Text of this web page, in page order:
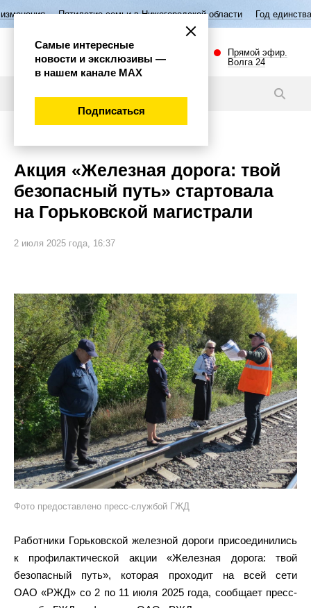
семьи в Нижегородской области Год единства народов России
Прямой эфир.
Волга 24
Акция «Железная дорога: твой
безопасный путь» стартовала
на Горьковской магистрали
2 июля 2025 года, 16:37
Фото предоставлено пресс-службой ГЖД
Работники Горьковской железной дороги присоединились
к профилактической акции «Железная дорога: твой
безопасный путь», которая проходит на всей сети
ОАО «РЖД» со 2 по 11 июля 2025 года, сообщает пресс-
Самые интересные
новости и эксклюзивы —
в нашем канале МАХ
Подписаться